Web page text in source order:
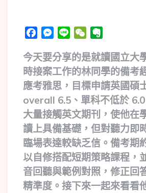
FacebookMessenger
Line WeChat
今天要分享的是就讀國立大
時接案工作的林同學的備考
應考雅思，目標申請英國碩
overall 6.5、單科不低於
大量接觸英文期刊，使他在
讀上具備基礎，但對聽力即
臨場表達較缺乏信。備考期
以自修搭配短期策略課程，
音回聽與範例對照，修正回
精準度。接下來一起來看看